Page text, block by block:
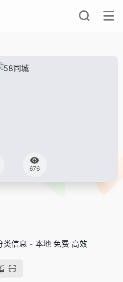
676
类信息 - 本地 免费 高效